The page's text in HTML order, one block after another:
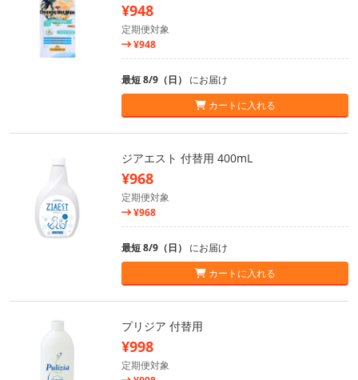
¥948
定期便対象
¥948
最短 8/9（日） にお届け
カートに入れる
ジアエスト 付替用 400mL
¥968
定期便対象
¥968
最短 8/9（日） にお届け
カートに入れる
プリジア 付替用
¥998
定期便対象